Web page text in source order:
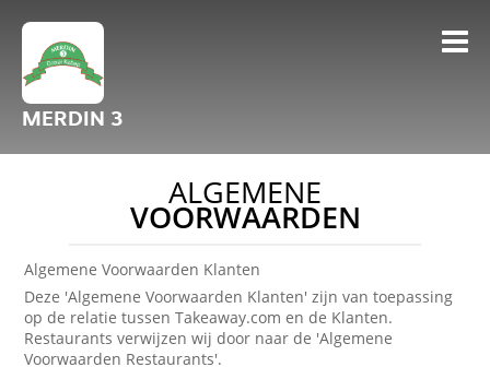
MERDIN 3
ALGEMENE
VOORWAARDEN
Algemene Voorwaarden Klanten
Deze 'Algemene Voorwaarden Klanten' zijn van toepassing
op de relatie tussen Takeaway.com en de Klanten.
Restaurants verwijzen wij door naar de 'Algemene
Voorwaarden Restaurants'.